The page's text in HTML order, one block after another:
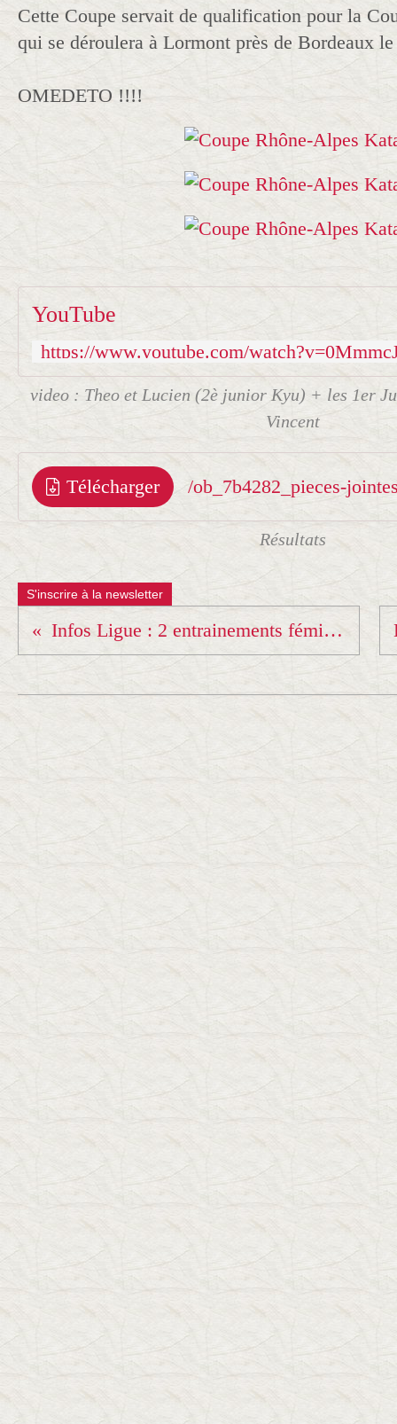
Cette Coupe servait de qualification pour la
qui se déroulera à Lormont près de Bordeaux
OMEDETO !!!!
YouTube
video : Theo et Lucien (2è junior Kyu) + les 1er
Vincent
Télécharger /ob_7b4282_pieces-
Résultats
S'inscrire à la newsletter
Infos Ligue : 2 entrainements féminins de Ligue...